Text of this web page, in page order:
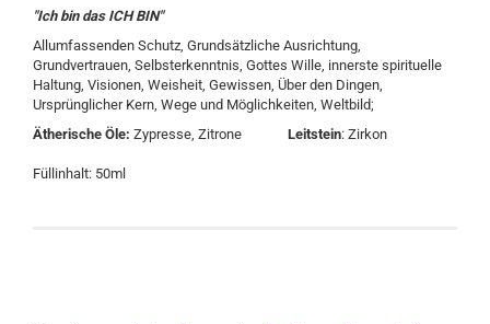
"Ich bin das ICH BIN"
Allumfassenden Schutz, Grundsätzliche Ausrichtung,
Grundvertrauen, Selbsterkenntnis, Gottes Wille, innerste spirituelle
Haltung, Visionen, Weisheit, Gewissen, Über den Dingen,
Ursprünglicher Kern, Wege und Möglichkeiten, Weltbild;
Ätherische Öle: Zypresse, Zitrone Leitstein: Zirkon
Füllinhalt: 50ml